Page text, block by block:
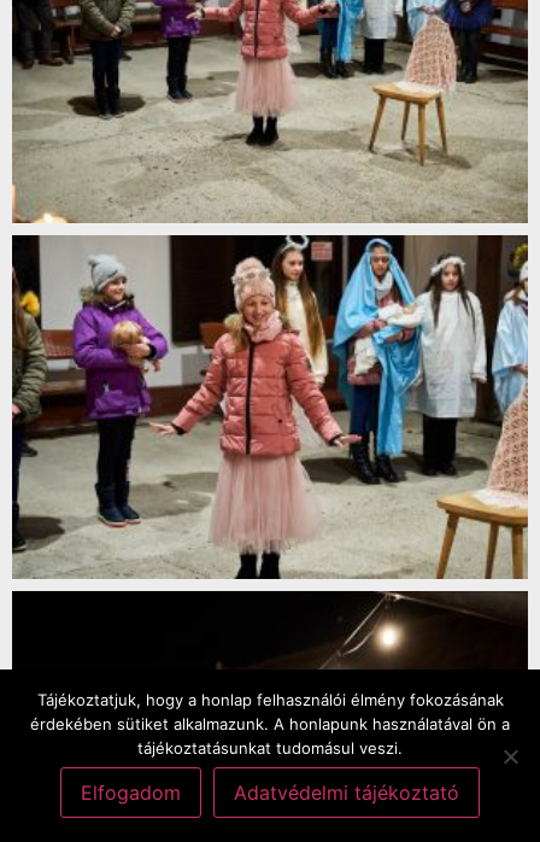
Tájékoztatjuk, hogy a honlap felhasználói élmény fokozásának
érdekében sütiket alkalmazunk. A honlapunk használatával ön a
tájékoztatásunkat tudomásul veszi.
Elfogadom Adatvédelmi tájékoztató